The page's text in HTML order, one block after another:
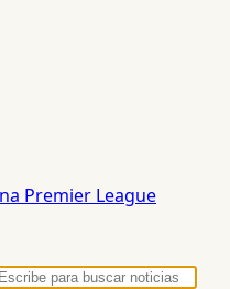
Premier League